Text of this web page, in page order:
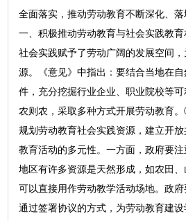
全面落实，推动劳动教育不断深化、落
一、积极推动劳动教育与社会实践教育
社会实践赋予了劳动广阔的发展空间
源。《意见》中指出：要结合当地在
件，充分挖掘行业企业、职业院校等
农则农，采取多种方式开展劳动教育
规划劳动教育社会实践资源，建立开
教育活动的多元性。一方面，政府要
地区有许多资源是天然形成，如农田
可以直接用作劳动教学活动场地。政府
通过签署协议的方式，为劳动教育建